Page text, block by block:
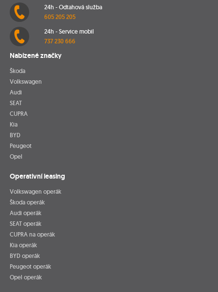
24h - Odtahová služba
605 205 205
24h - Service mobil
737 230 666
Nabízené značky
Škoda
Volkswagen
Audi
SEAT
CUPRA
Kia
BYD
Peugeot
Opel
Operativní leasing
Volkswagen operák
Škoda operák
Audi operák
SEAT operák
CUPRA na operák
Kia operák
BYD operák
Peugeot operák
Opel operák